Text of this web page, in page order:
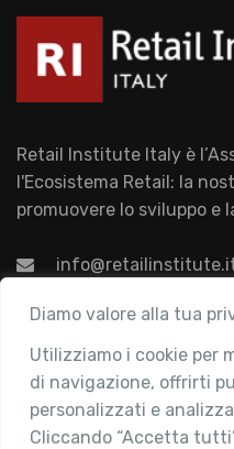
Diamo valore alla tua
Utilizziamo i cookie per
di navigazione, offrirti
personalizzati e
Cliccando “Accetta
Retail Institute Italy è
l'Ecosistema Retail: la
promuovere lo sviluppo e
Associazione
Chi siamo
Attività
Contatti